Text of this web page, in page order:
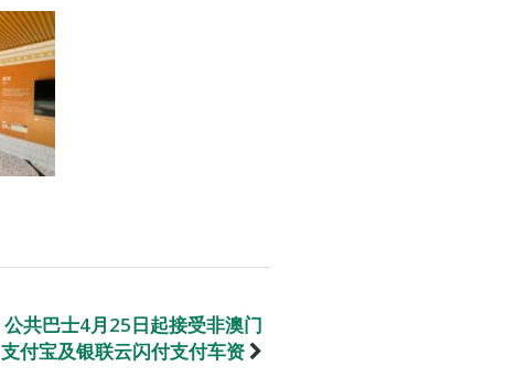
公共巴士4月25日起接受非澳门
支付宝及银联云闪付支付车资